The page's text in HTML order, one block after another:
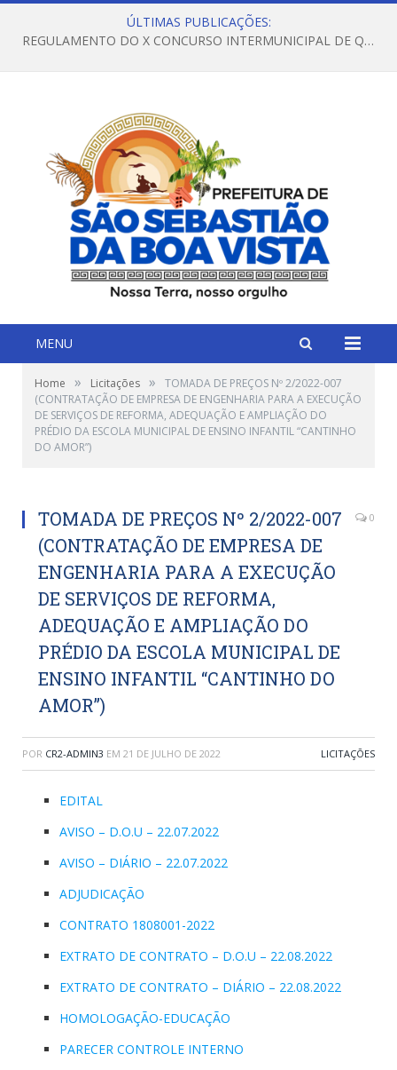
ÚLTIMAS PUBLICAÇÕES:
REGULAMENTO DO X CONCURSO INTERMUNICIPAL DE QUADRILHAS JUNINAS – 2026 – ARRAIÁ DA VENEZA
MENU
Home » Licitações »
TOMADA DE PREÇOS Nº 2/2022-007
(CONTRATAÇÃO DE EMPRESA DE ENGENHARIA PARA A EXECUÇÃO
DE SERVIÇOS DE REFORMA, ADEQUAÇÃO E AMPLIAÇÃO DO
PRÉDIO DA ESCOLA MUNICIPAL DE ENSINO INFANTIL “CANTINHO
DO AMOR”)
TOMADA DE PREÇOS Nº 2/2022-007
(CONTRATAÇÃO DE EMPRESA DE
ENGENHARIA PARA A EXECUÇÃO
DE SERVIÇOS DE REFORMA,
ADEQUAÇÃO E AMPLIAÇÃO DO
PRÉDIO DA ESCOLA MUNICIPAL DE
ENSINO INFANTIL “CANTINHO DO
AMOR”)
0
POR CR2-ADMIN3 EM 21 DE JULHO DE 2022 LICITAÇÕES
EDITAL
AVISO – D.O.U – 22.07.2022
AVISO – DIÁRIO – 22.07.2022
ADJUDICAÇÃO
CONTRATO 1808001-2022
EXTRATO DE CONTRATO – D.O.U – 22.08.2022
EXTRATO DE CONTRATO – DIÁRIO – 22.08.2022
HOMOLOGAÇÃO-EDUCAÇÃO
PARECER CONTROLE INTERNO